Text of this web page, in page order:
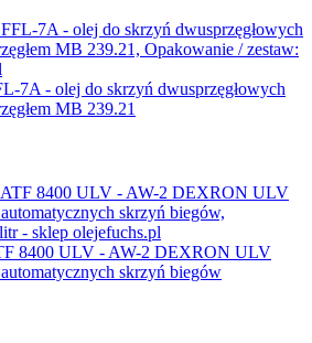
7A - olej do skrzyń dwusprzęgłowych
MB 239.21
8400 ULV - AW-2 DEXRON ULV
skrzyń biegów